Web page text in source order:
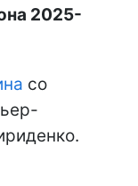
2025-
со